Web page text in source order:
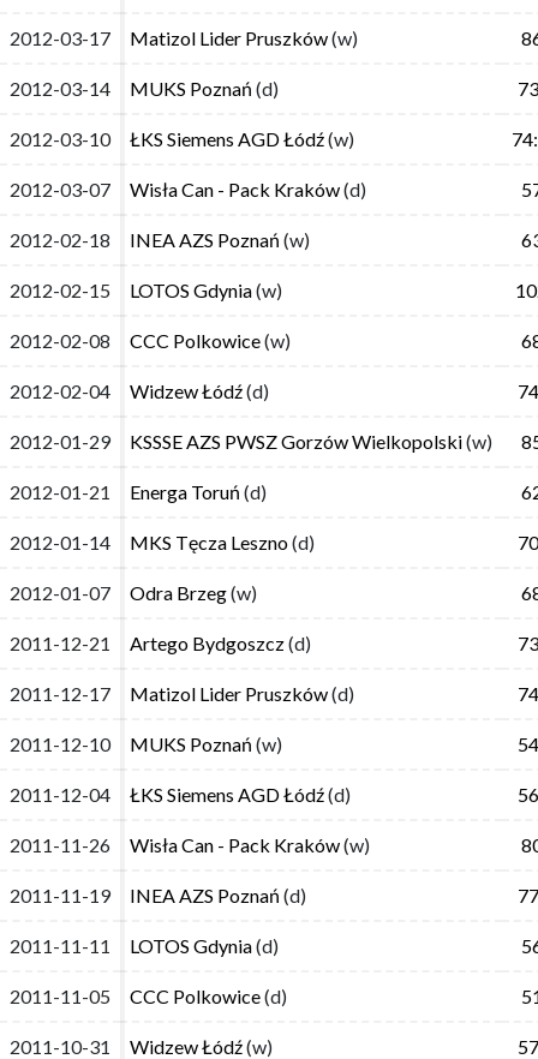
2012-03-17 Matizol Lider Pruszków(w)
2012-03-14 MUKS Poznań (d)
2012-03-10 ŁKS Siemens AGD Łódź(w)
2012-03-07 Wisła Can - Pack Kraków(d)
2012-02-18 INEA AZS Poznań (w)
2012-02-15 LOTOS Gdynia(w)
2012-02-08 CCC Polkowice(w)
2012-02-04 Widzew Łódź(d)
2012-01-29 KSSSE AZS PWSZ Gorzów Wielkopolski(w)
2012-01-21 Energa Toruń (d)
2012-01-14 MKS Tęcza Leszno(d)
2012-01-07 Odra Brzeg(w)
2011-12-21 Artego Bydgoszcz(d)
2011-12-17 Matizol Lider Pruszków(d)
2011-12-10 MUKS Poznań (w)
2011-12-04 ŁKS Siemens AGD Łódź(d)
2011-11-26 Wisła Can - Pack Kraków(w)
2011-11-19 INEA AZS Poznań (d)
2011-11-11 LOTOS Gdynia(d)
2011-11-05 CCC Polkowice(d)
2011-10-31 Widzew Łódź(w)
2012-03-17 Matizol Lider Pruszków(w)
2012-03-14 MUKS Poznań (d)
2012-03-10 ŁKS Siemens AGD Łódź(w)
2012-03-07 Wisła Can - Pack Kraków(d)
2012-02-18 INEA AZS Poznań (w)
2012-02-15 LOTOS Gdynia(w)
2012-02-08 CCC Polkowice(w)
2012-02-04 Widzew Łódź(d)
2012-01-29 KSSSE AZS PWSZ Gorzów Wielkopolski(w)
2012-01-21 Energa Toruń (d)
2012-01-14 MKS Tęcza Leszno(d)
2012-01-07 Odra Brzeg(w)
2011-12-21 Artego Bydgoszcz(d)
2011-12-17 Matizol Lider Pruszków(d)
2011-12-10 MUKS Poznań (w)
2011-12-04 ŁKS Siemens AGD Łódź(d)
2011-11-26 Wisła Can - Pack Kraków(w)
2011-11-19 INEA AZS Poznań (d)
2011-11-11 LOTOS Gdynia(d)
2011-11-05 CCC Polkowice(d)
2011-10-31 Widzew Łódź(w)